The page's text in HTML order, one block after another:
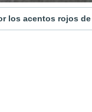
los acentos rojos